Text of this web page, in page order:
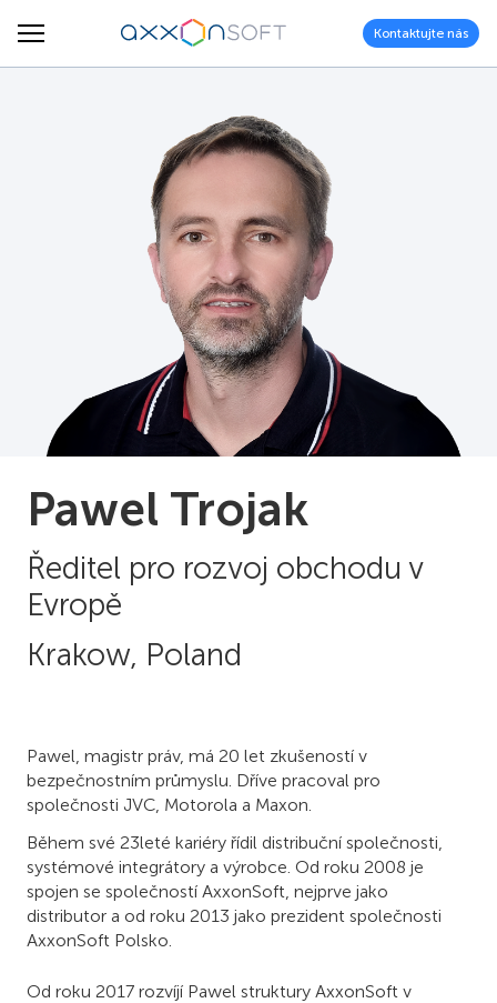
Kontaktujte nás
Pawel Trojak
Ředitel pro rozvoj obchodu v
Evropě
Krakow, Poland
Pawel, magistr práv, má 20 let zkušeností v
bezpečnostním průmyslu. Dříve pracoval pro
společnosti JVC, Motorola a Maxon.
Během své 23leté kariéry řídil distribuční společnosti,
systémové integrátory a výrobce. Od roku 2008 je
spojen se společností AxxonSoft, nejprve jako
distributor a od roku 2013 jako prezident společnosti
AxxonSoft Polsko.
Od roku 2017 rozvíjí Pawel struktury AxxonSoft v